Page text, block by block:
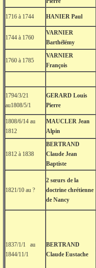
1716 à 1744 HANIER Paul
1744 à 1760
VARNIER
Barthélémy
1760 à 1785
VARNIER
François
1794/3/21
au1808/5/1
GERARD Louis
Pierre
1808/6/14 au
1812
MAUCLER Jean
Alpin
1812 à 1838
BERTRAND
Claude Jean
Baptiste
1821/10 au ?
2 sœurs de la
doctrine chrétienne
de Nancy
1837/1/1 au
1844/11/1
BERTRAND
Claude Eustache